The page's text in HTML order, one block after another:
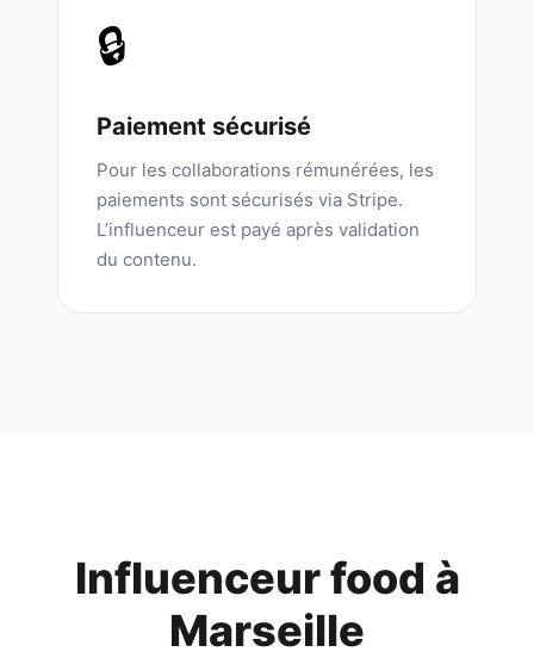
🔒
Paiement sécurisé
Pour les collaborations rémunérées, les
paiements sont sécurisés via Stripe.
L’influenceur est payé après validation
du contenu.
Influenceur food à
Marseille